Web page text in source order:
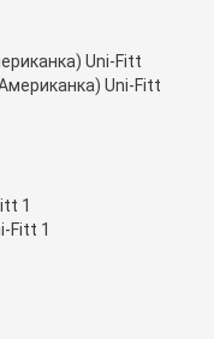
Uni-Fitt
1